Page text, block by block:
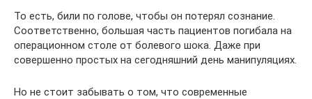
То есть, били по голове, чтобы он потерял сознание.
Соответственно, большая часть пациентов погибала на
операционном столе от болевого шока. Даже при
совершенно простых на сегодняшний день манипуляциях.
Но не стоит забывать о том, что современные